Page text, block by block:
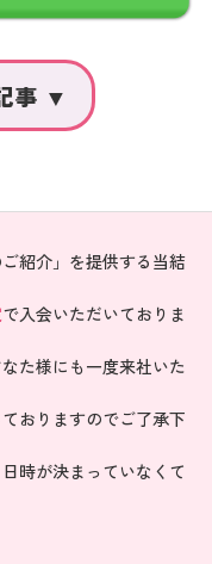
紹介」を提供する当結
で入会いただいておりま
た様にも一度来社いた
おりますのでご了承下
時が決まっていなくて